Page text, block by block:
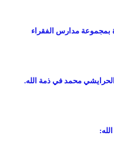
بمجموعة مدارس الفقراء
محمد في ذمة الله.